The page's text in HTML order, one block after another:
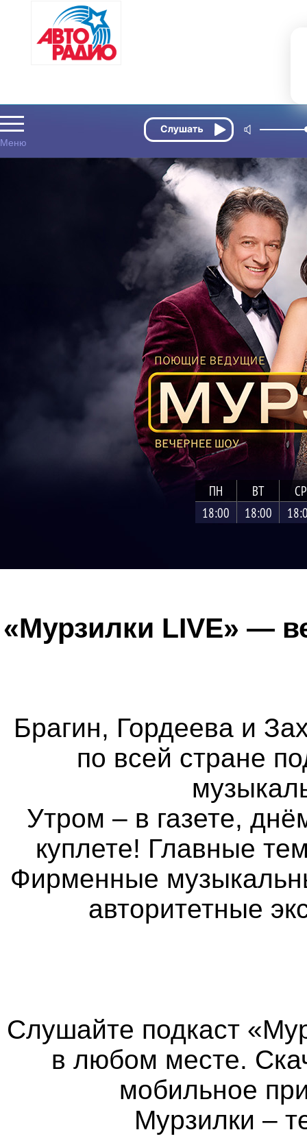
ПН ВТ
СР
18:00
18:00
«Мурзилки LIVE» —
Брагин, Гордеева и
по всей стране
Утром – в газете,
куплете! Главные
Фирменные
авторитетные
Слушайте подкаст
в любом месте.
мобильное
Мурзилки –